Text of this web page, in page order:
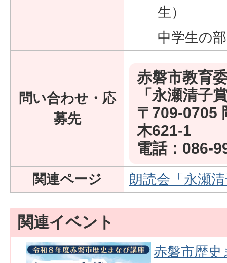
生）
中学生の部
問い合わせ・応
募先
赤磐市教育
「永瀬清子
〒709-0705
木621-1
電話： 086-
関連ページ 朗読会「永瀬
関連イベント
赤磐市歴